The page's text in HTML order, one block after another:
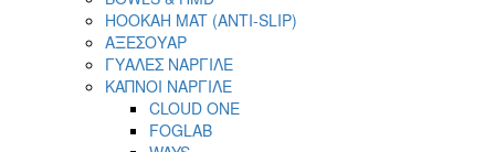
HOOKAH MAT (ANTI-SLIP)
ΑΞΕΣΟΥΑΡ
ΓΥΑΛΕΣ ΝΑΡΓΙΛΕ
ΚΑΠΝΟΙ ΝΑΡΓΙΛΕ
CLOUD ONE
FOGLAB